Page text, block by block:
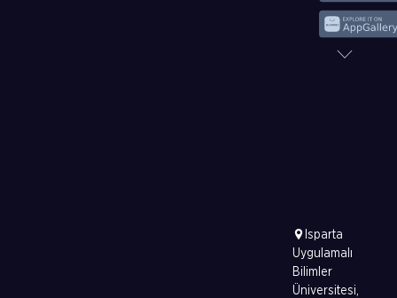
Isparta
Uygulamalı
Bilimler
Üniversitesi,